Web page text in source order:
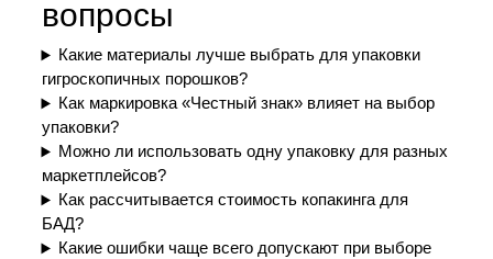
вопросы
Какие материалы лучше выбрать для упаковки
гигроскопичных порошков?
Как маркировка «Честный знак» влияет на выбор
упаковки?
Можно ли использовать одну упаковку для разных
маркетплейсов?
Как рассчитывается стоимость копакинга для
БАД?
Какие ошибки чаще всего допускают при выборе